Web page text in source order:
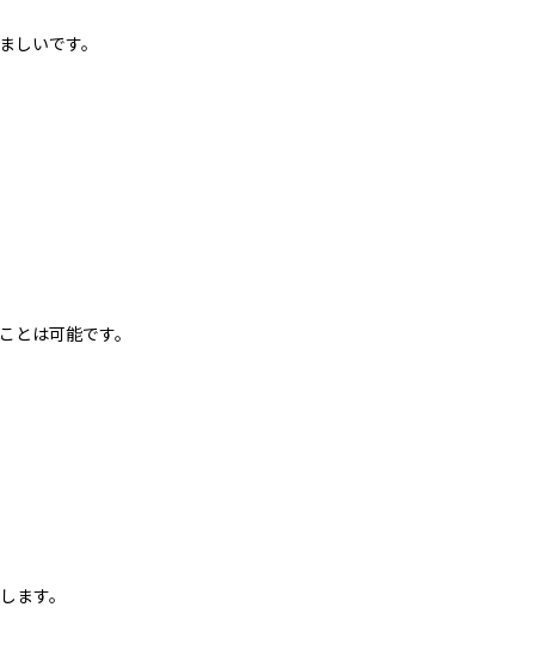
いです。
は可能です。
ます。